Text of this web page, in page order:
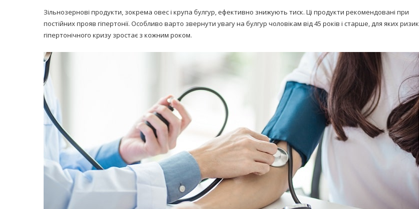
Зільнозернові продукти, зокрема овес і крупа булгур, ефективно знижують тиск. Ці продукти рекомендовані при
постійних прояв гіпертонії. Особливо варто звернути увагу на булгур чоловікам від 45 років і старше, для яких ризик
гіпертонічного кризу зростає з кожним роком.